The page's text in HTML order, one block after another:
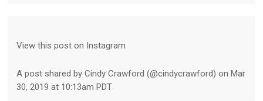
View this post on Instagram
A post shared by Cindy Crawford (@cindycrawford) on Mar
30, 2019 at 10:13am PDT